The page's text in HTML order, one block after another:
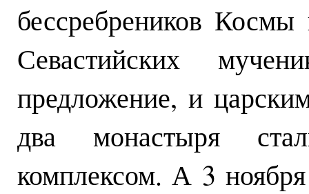
бессребреников
Севастийских
предложение, и
два монастыря
комплексом. А 3